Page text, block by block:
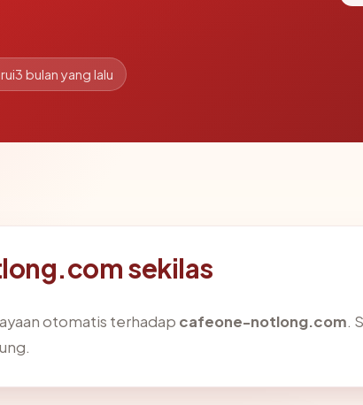
3 bulan yang lalu
sekilas
otomatis terhadap cafeone-notlong.com.